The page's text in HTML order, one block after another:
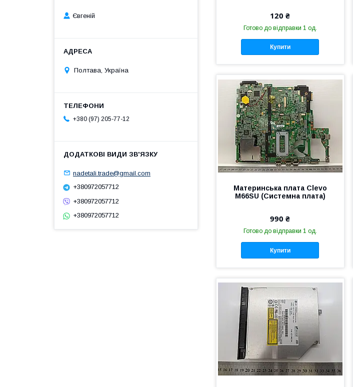
120 ₴
Готово до відправки 1 од.
Купити
Материнська плата Clevo
M66SU (Системна плата)
990 ₴
Готово до відправки 1 од.
Купити
Євгеній
Полтава, Україна
+380 (97) 205-77-12
nadetali.trade@gmail.com
+380972057712
+380972057712
+380972057712